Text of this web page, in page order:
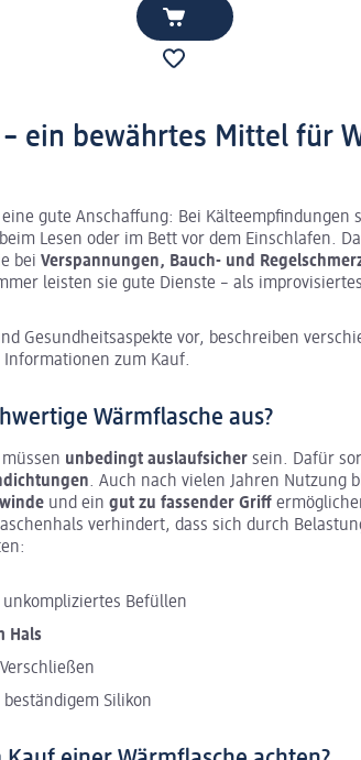
ein bewährtes Mittel für
gute Anschaffung: Bei Kälteempfindungen
Lesen oder im Bett vor dem Einschlafen.
bei Verspannungen, Bauch- und
leisten sie gute Dienste – als improvisiertes
Gesundheitsaspekte vor, beschreiben
zum Kauf.
Wärmflasche aus?
unbedingt auslaufsicher sein. Dafür
. Auch nach vielen Jahren Nutzung
und ein gut zu fassender Griff
verhindert, dass sich durch
Befüllen
Hals
beständigem Silikon